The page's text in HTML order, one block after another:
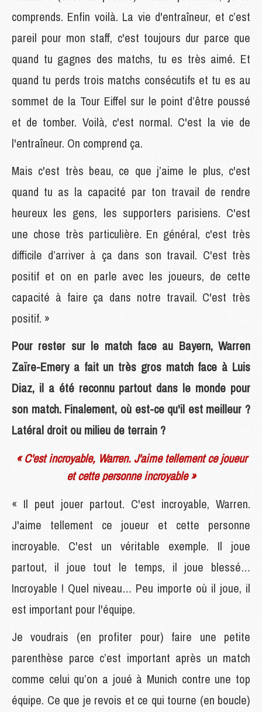
comprends. Enfin voilà. La vie d'entraîneur, et c’est
pareil pour mon staff, c'est toujours dur parce que
quand tu gagnes des matchs, tu es très aimé. Et
quand tu perds trois matchs consécutifs et tu es au
sommet de la Tour Eiffel sur le point d’être poussé
et de tomber. Voilà, c'est normal. C'est la vie de
l'entraîneur. On comprend ça.
Mais c'est très beau, ce que j’aime le plus, c'est
quand tu as la capacité par ton travail de rendre
heureux les gens, les supporters parisiens. C'est
une chose très particulière. En général, c'est très
difficile d’arriver à ça dans son travail. C'est très
positif et on en parle avec les joueurs, de cette
capacité à faire ça dans notre travail. C'est très
positif. »
Pour rester sur le match face au Bayern, Warren
Zaïre-Emery a fait un très gros match face à Luis
Diaz, il a été reconnu partout dans le monde pour
son match. Finalement, où est-ce qu'il est meilleur ?
Latéral droit ou milieu de terrain ?
« C'est incroyable, Warren. J'aime tellement ce joueur
et cette personne incroyable »
« Il peut jouer partout. C'est incroyable, Warren.
J'aime tellement ce joueur et cette personne
incroyable. C'est un véritable exemple. Il joue
partout, il joue tout le temps, il joue blessé…
Incroyable ! Quel niveau… Peu importe où il joue, il
est important pour l'équipe.
Je voudrais (en profiter pour) faire une petite
parenthèse parce c’est important après un match
comme celui qu’on a joué à Munich contre une top
équipe. Ce que je revois et ce qui tourne (en boucle)